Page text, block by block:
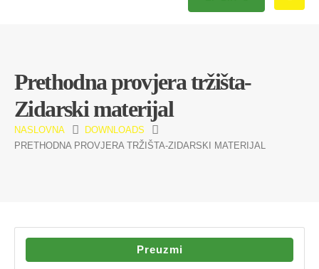
Prethodna provjera tržišta-
Zidarski materijal
NASLOVNA
DOWNLOADS
PRETHODNA PROVJERA TRŽIŠTA-ZIDARSKI MATERIJAL
Preuzmi